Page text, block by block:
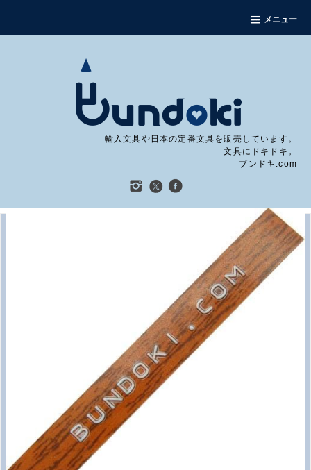
メニュー
輸入文具や日本の定番文具を販売しています。
文具にドキドキ。
ブンドキ.com